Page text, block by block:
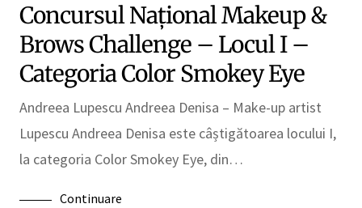
Concursul Național Makeup &
Brows Challenge – Locul I –
Categoria Color Smokey Eye
Andreea Lupescu Andreea Denisa – Make-up artist
Lupescu Andreea Denisa este câștigătoarea locului I,
la categoria Color Smokey Eye, din…
Continuare